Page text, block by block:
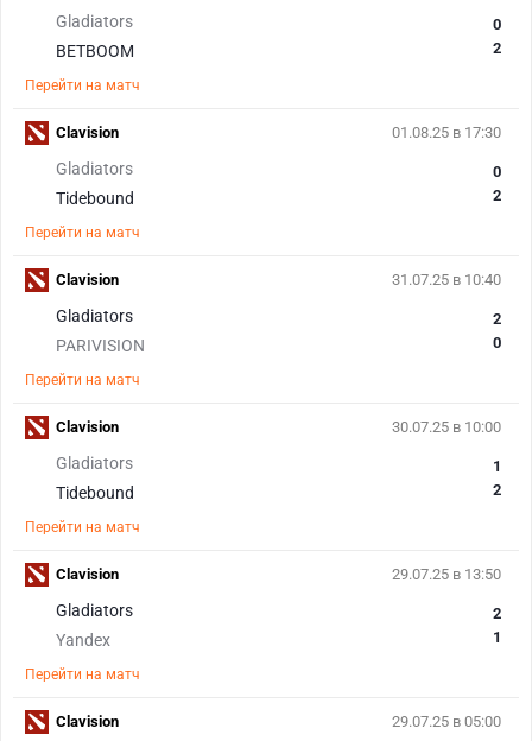
Gladiators
BETBOOM
0
2
Перейти на матч
01.08.25 в 17:30
Gladiators
Tidebound
0
2
Перейти на матч
Clavision
31.07.25 в 10:40
Gladiators
PARIVISION
2
0
Перейти на матч
Clavision
30.07.25 в 10:00
Gladiators
Tidebound
1
2
Перейти на матч
Clavision
29.07.25 в 13:50
Gladiators
Yandex
2
1
Перейти на матч
Clavision
29.07.25 в 05:00
Clavision